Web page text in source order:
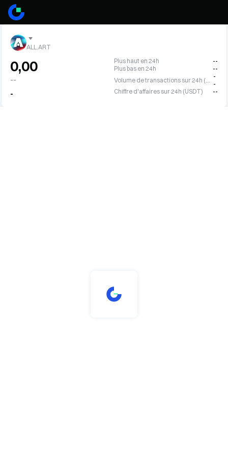
ALL.ART
0,00
--
-
Plus haut en 24h
--
Plus bas en 24h
--
-
-
Chiffre d'affaires sur 24h (USDT)
--